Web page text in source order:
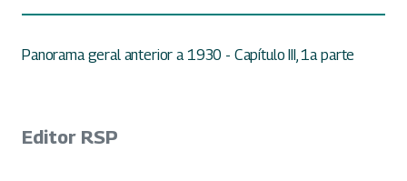
Panorama geral anterior a 1930 - Capítulo III, 1a parte
Editor RSP